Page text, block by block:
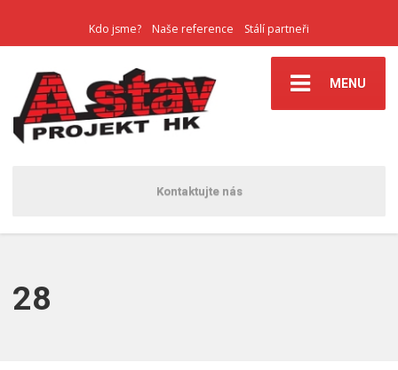
Kdo jsme? Naše reference Stálí partneři
MENU
Kontaktujte nás
28